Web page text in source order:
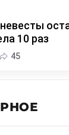
10 раз
45